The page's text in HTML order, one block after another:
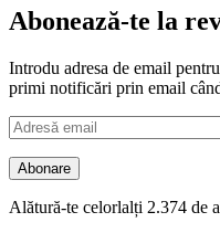
Abonează-te la
Introdu adresa de email
primi notificări prin email
Adresă
email
Abonare
Alătură-te celorlalți 2.374 de